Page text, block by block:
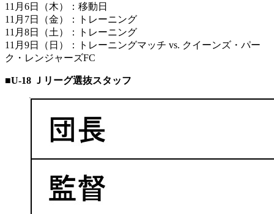
11月6日（木）：移動日
11月7日（金）：トレーニング
11月8日（土）：トレーニング
11月9日（日）：トレーニングマッチ vs. クイーンズ・パー
ク・レンジャーズFC
■U-18 Ｊリーグ選抜スタッフ